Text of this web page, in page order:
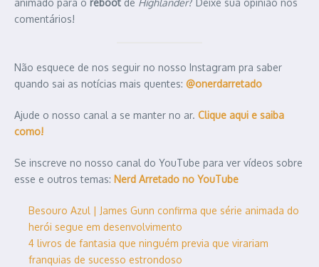
animado para o reboot de Highlander? Deixe sua opinião nos
comentários!
Não esquece de nos seguir no nosso Instagram pra saber
quando sai as notícias mais quentes: @onerdarretado
Ajude o nosso canal a se manter no ar. Clique aqui e saiba
como!
Se inscreve no nosso canal do YouTube para ver vídeos sobre
esse e outros temas: Nerd Arretado no YouTube
Besouro Azul | James Gunn confirma que série animada do
herói segue em desenvolvimento
4 livros de fantasia que ninguém previa que virariam
franquias de sucesso estrondoso